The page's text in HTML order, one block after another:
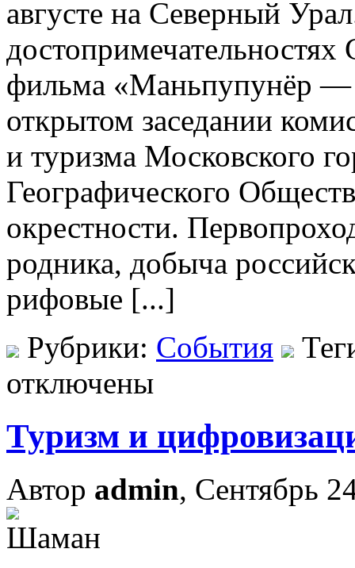
августе на Северный
достопримечательностях
фильма «Маньпупунёр —
открытом заседании
и туризма Московского
Географического
окрестности.
родника, добыча
рифовые [...]
Рубрики: События
отключены
Туризм и
Автор admin, Сентябрь